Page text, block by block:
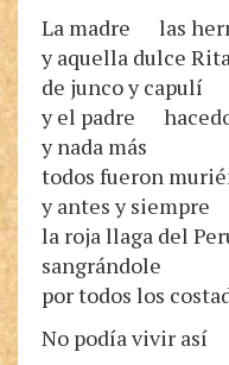
La madre las
y aquella dulce
de junco y capulí
y el padre
y nada más
todos fueron
y antes y siempre
la roja llaga del
sangrándole
por todos los
No podía vivir así